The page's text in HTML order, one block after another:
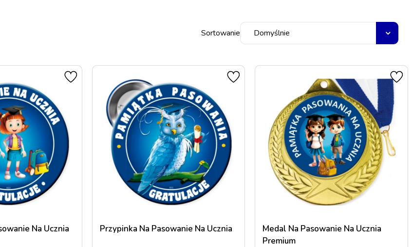
Zaloguj się
Zarejestruj się
Sortowanie Domyślnie
Na Ucznia Przypinka Na Pasowanie Na Ucznia
Medal Na Pasowanie Na Ucznia
Premium